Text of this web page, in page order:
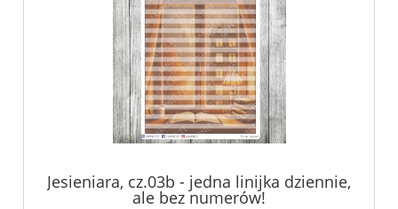
Jesieniara, cz.03b - jedna linijka dziennie,
ale bez numerów!